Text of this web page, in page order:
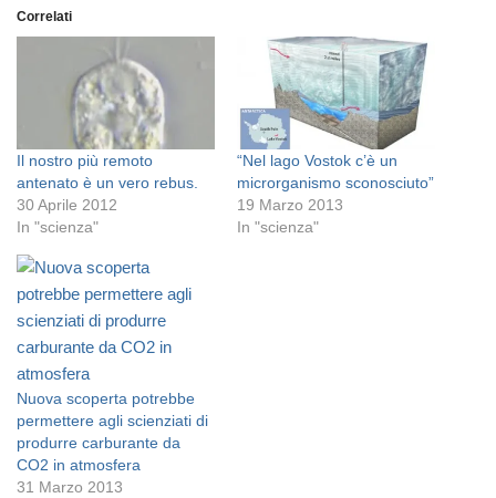
Correlati
Il nostro più remoto
antenato è un vero rebus.
30 Aprile 2012
In "scienza"
“Nel lago Vostok c’è un
microrganismo sconosciuto”
19 Marzo 2013
In "scienza"
Nuova scoperta potrebbe
permettere agli scienziati di
produrre carburante da
CO2 in atmosfera
31 Marzo 2013